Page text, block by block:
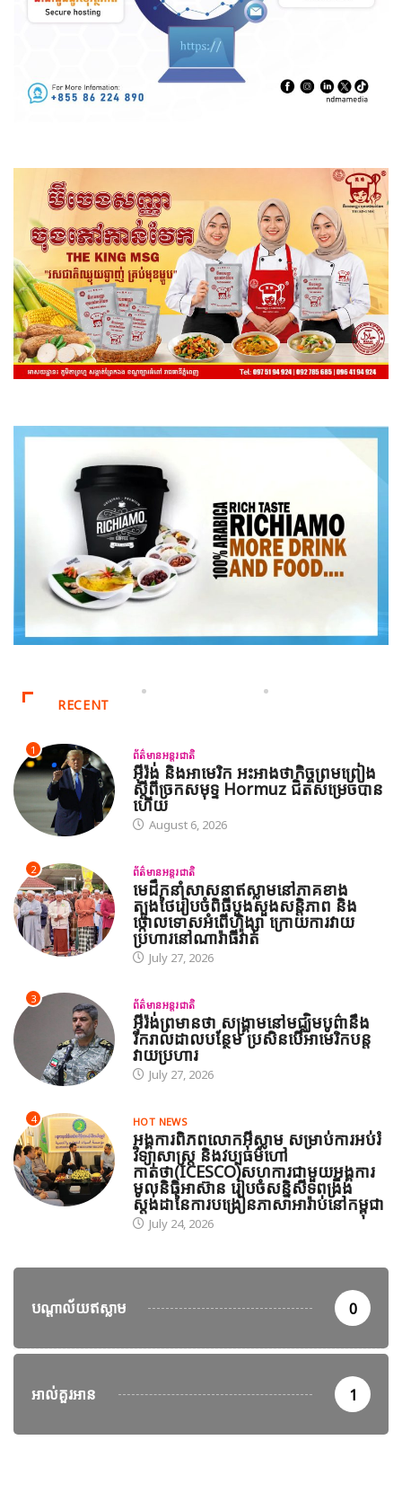
RECENT
1 ព័ត៌មានអន្តរជាតិ
អ៊ីរ៉ង់ និងអាមេរិក អះអាងថាកិច្ចព្រមព្រៀង
ស្តីពីច្រកសមុទ្ទ Hormuz ជិតសម្រេចបាន
ហើយ
August 6, 2026
2 ព័ត៌មានអន្តរជាតិ
មេដឹកនាំសាសនាឥស្លាមនៅភាគខាង
ត្បូងថៃរៀបចំពិធីបួងសួងសន្តិភាព និង
ថ្កោលទោសអំពើហិង្សា ក្រោយការវាយ
ប្រហារនៅណារ៉ាធីវ៉ាត់
July 27, 2026
3 ព័ត៌មានអន្តរជាតិ
អ៊ីរ៉ង់ព្រមានថា សង្គ្រាមនៅមជ្ឈិមបូព៌ានឹង
រីករាលដាលបន្ថែម ប្រសិនបើអាមេរិកបន្ត
វាយប្រហារ
July 27, 2026
4 HOT NEWS
អង្គការពិភពលោកអ៊ីស្លាម សម្រាប់ការអប់រំ
វិទ្យាសាស្ត្រ និងវប្បធម៌ហៅ
កាត់ថា(ICESCO)សហការជាមួយអង្គការ
មូលនិធិអាស៊ាន រៀបចំសន្និសីទពង្រឹង
ស្តង់ដានៃការបង្រៀនភាសាអារ៉ាប់នៅកម្ពុជា
July 24, 2026
បណ្តាល័យឥស្លាម 0
អាល់គួរអាន 1